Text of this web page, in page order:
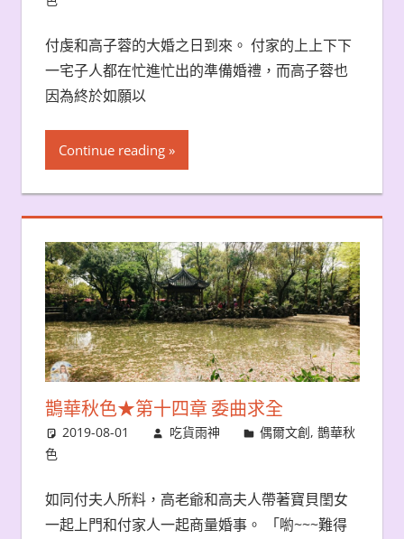
付虔和高子蓉的大婚之日到來。 付家的上上下下
一宅子人都在忙進忙出的準備婚禮，而高子蓉也
因為終於如願以
Continue reading
鵲華秋色★第十四章 委曲求全
2019-08-01 吃貨雨神 偶爾文創,鵲華秋
色
如同付夫人所料，高老爺和高夫人帶著寶貝閨女
一起上門和付家人一起商量婚事。 「喲~~~難得